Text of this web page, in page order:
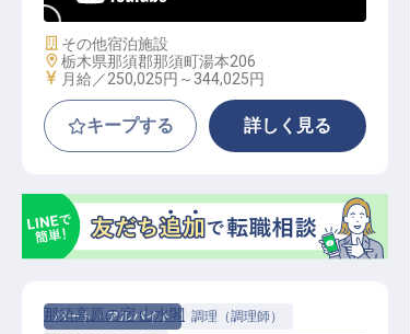
施設業態
その他宿泊施設
勤務地
栃木県那須郡那須町湯本206
給与
月給／250,025円～ 344,025円
キープする 詳しく見る
パート・アルバイト
調理（調理師）
那須高原の宿 山水閣